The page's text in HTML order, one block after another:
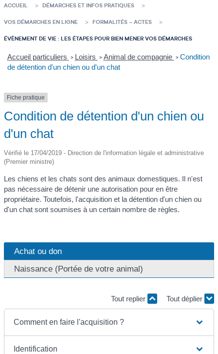
ACCUEIL DÉMARCHES ET INFOS PRATIQUES
VOS DÉMARCHES EN LIGNE FORMALITÉS – ACTES
ÉVÈNEMENT DE VIE : LES ÉTAPES POUR BIEN MENER VOS DÉMARCHES
Accueil particuliers > Loisirs > Animal de compagnie > Condition
de détention d'un chien ou d'un chat
Fiche pratique
Condition de détention d'un chien ou
d'un chat
Vérifié le 17/04/2019 - Direction de l'information légale et administrative
(Premier ministre)
Les chiens et les chats sont des animaux domestiques. Il n'est
pas nécessaire de détenir une autorisation pour en être
propriétaire. Toutefois, l'acquisition et la détention d'un chien ou
d'un chat sont soumises à un certain nombre de règles.
Achat ou don
Naissance (Portée de votre animal)
Tout replier Tout déplier
Comment en faire l'acquisition ?
Identification